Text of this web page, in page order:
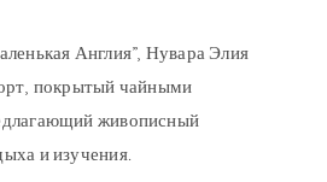
Англия”, Нувара Элия
покрытый чайными
живописный
и изучения.